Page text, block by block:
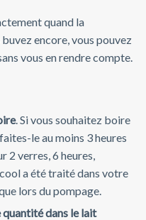
quand la
encore, vous pouvez
vous en rendre compte.
. Si vous souhaitez boire
le au moins 3 heures
2 verres, 6 heures,
a été traité dans votre
lors du pompage.
quantité dans le lait